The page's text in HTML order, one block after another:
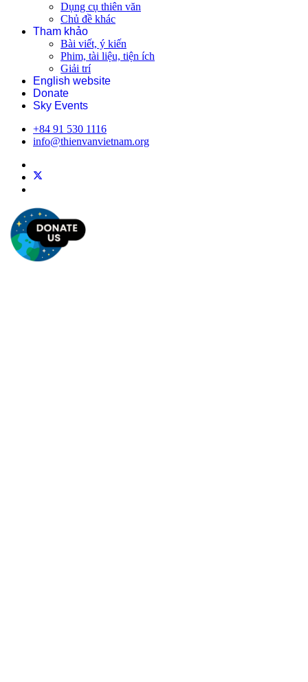
Dụng cụ thiên văn
Chủ đề khác
Tham khảo
Bài viết, ý kiến
Phim, tài liệu, tiện ích
Giải trí
English website
Donate
Sky Events
+84 91 530 1116
info@thienvanvietnam.org